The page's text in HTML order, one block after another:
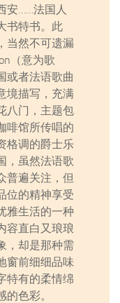
安……法国人
书特书。此
当然不可遗漏
（意为歌
或者法语歌曲
境描写，充满
八门，主题包
啡馆所传唱的
格调的爵士乐
，虽然法语歌
普遍关注，但
位的精神享受
雅生活的一种
容直白又琅琅
，却是那种需
窗前细细品味
特有的柔情绵
色彩。